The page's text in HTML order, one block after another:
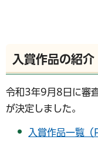
入賞作品の紹介
令和3年9月8日に審
が決定しました。
入賞作品一覧